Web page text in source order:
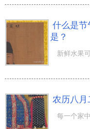
什么是节
是？
农历八月